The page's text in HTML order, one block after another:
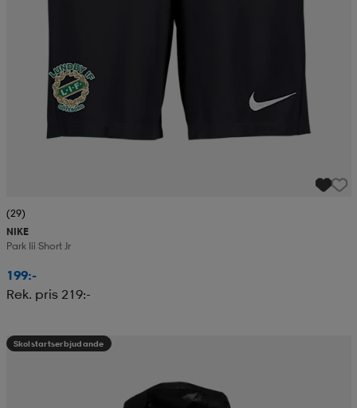
(29)
NIKE
Park Iii Short Jr
199:-
Rek. pris 219:-
Skolstartserbjudande